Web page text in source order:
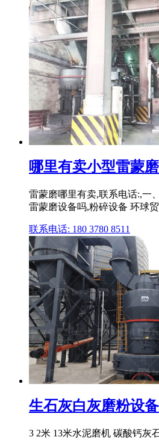
哪里有卖小型雷蒙磨
雷蒙磨哪里有卖,联系电话:,一
雷蒙磨设备吗,粉碎设备 环球
联系电话: 180 3780 8511
生石灰白灰磨粉设
3 2米 13米水泥磨机 碳酸钙灰